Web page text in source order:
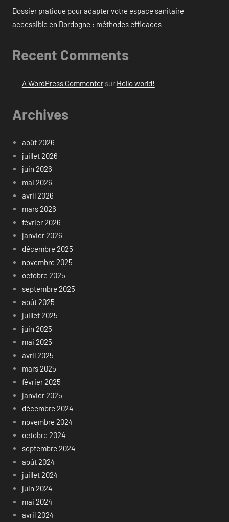
Dossier pratique pour adapter votre espace sanitaire
accessible en Dordogne : méthodes efficaces
Recent Comments
A WordPress Commentersur Hello world!
Archives
août 2026
juillet 2026
juin 2026
mai 2026
avril 2026
mars 2026
février 2026
janvier 2026
décembre 2025
novembre 2025
octobre 2025
septembre 2025
août 2025
juillet 2025
juin 2025
mai 2025
avril 2025
mars 2025
février 2025
janvier 2025
décembre 2024
novembre 2024
octobre 2024
septembre 2024
août 2024
juillet 2024
juin 2024
mai 2024
avril 2024